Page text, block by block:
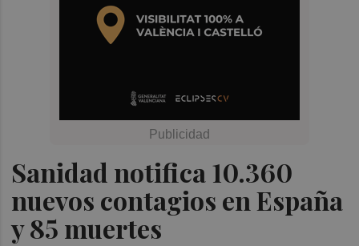
Sanidad notifica 10.360
nuevos contagios en España
y 85 muertes